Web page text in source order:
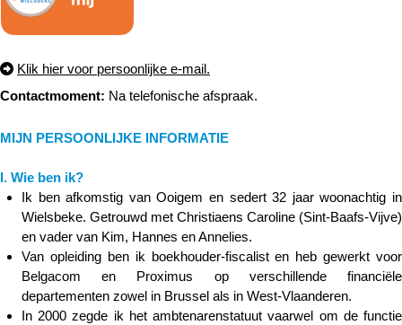
Klik hier voor persoonlijke e-mail.
Contactmoment: Na telefonische afspraak.
MIJN PERSOONLIJKE INFORMATIE
I. Wie ben ik?
Ik ben afkomstig van Ooigem en sedert 32 jaar woonachtig in
Wielsbeke. Getrouwd met Christiaens Caroline (Sint-Baafs-Vijve)
en vader van Kim, Hannes en Annelies.
Van opleiding ben ik boekhouder-fiscalist en heb gewerkt voor
Belgacom en Proximus op verschillende financiële
departementen zowel in Brussel als in West-Vlaanderen.
In 2000 zegde ik het ambtenarenstatuut vaarwel om de functie